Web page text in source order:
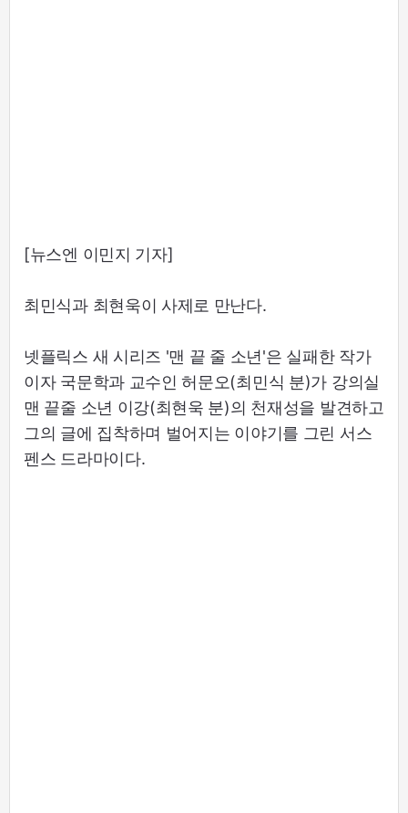
[뉴스엔 이민지 기자]
최민식과 최현욱이 사제로 만난다.
넷플릭스 새 시리즈 '맨 끝 줄 소년'은 실패한 작가
이자 국문학과 교수인 허문오(최민식 분)가 강의실
맨 끝줄 소년 이강(최현욱 분)의 천재성을 발견하고
그의 글에 집착하며 벌어지는 이야기를 그린 서스
펜스 드라마이다.